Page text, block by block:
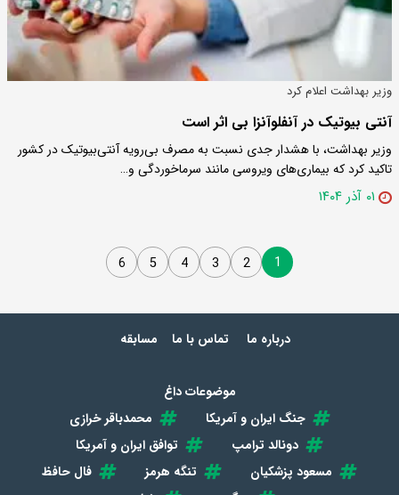
وزیر بهداشت اعلام کرد
آنتی بیوتیک در آنفلوآنزا بی اثر است
وزیر بهداشت، با هشدار جدی نسبت به مصرف بی‌رویه آنتی‌بیوتیک در کشور
تاکید کرد که بیماری‌های ویروسی مانند سرماخوردگی و…
۰۱ آذر ۱۴۰۴
1
2
3
4
5
6
درباره ما تماس با ما مسابقه
موضوعات داغ
جنگ ایران و آمریکا
محمدباقر خرازی
دونالد ترامپ
توافق ایران و آمریکا
مسعود پزشکیان
تنگه هرمز
فال حافظ